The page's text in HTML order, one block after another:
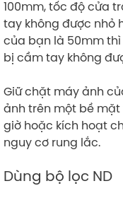
100mm, tốc độ cửa
tay không được nhỏ
của bạn là 50mm
bị cầm tay không
Giữ chặt máy ảnh
ảnh trên một bề mặt
giờ hoặc kích hoạt
nguy cơ rung lắc.
Dùng bộ lọc ND